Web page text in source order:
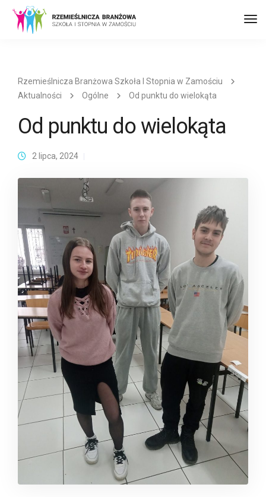
Rzemieślnicza Branżowa Szkoła I Stopnia w Zamościu
Aktualności
Ogólne Od punktu do wielokąta
Od punktu do wielokąta
2 lipca, 2024